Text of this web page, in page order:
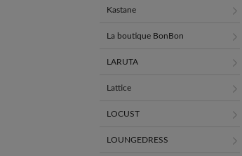
Kastane
La boutique BonBon
LARUTA
Lattice
LOCUST
LOUNGEDRESS